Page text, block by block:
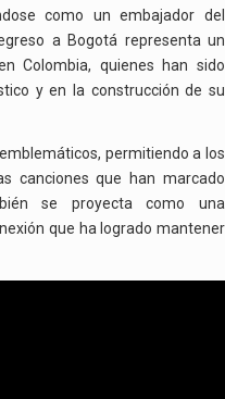
como un embajador del
a Bogotá representa un
Colombia, quienes han sido
y en la construcción de su
permitiendo a los
canciones que han marcado
se proyecta como una
que ha logrado mantener